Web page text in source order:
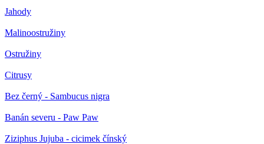
Jahody
Malinoostružiny
Ostružiny
Citrusy
Bez černý - Sambucus nigra
Banán severu - Paw Paw
Ziziphus Jujuba - cicimek čínský